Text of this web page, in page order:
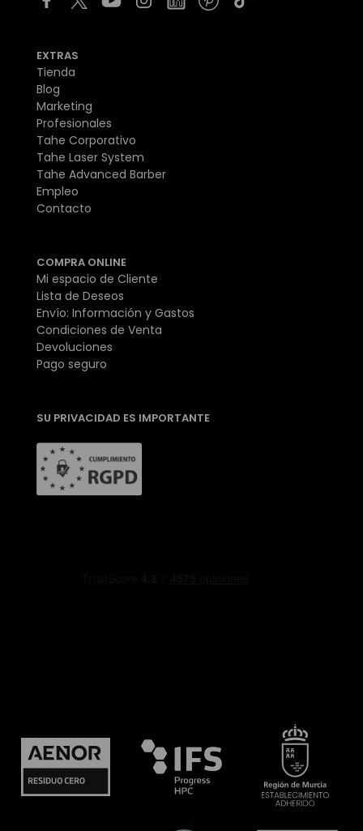
EXTRAS
Tienda
Blog
Marketing
Profesionales
Tahe Corporativo
Tahe Laser System
Tahe Advanced Barber
Empleo
Contacto
COMPRA ONLINE
Mi espacio de Cliente
Lista de Deseos
Envío: Información y Gastos
Condiciones de Venta
Devoluciones
Pago seguro
SU PRIVACIDAD ES IMPORTANTE